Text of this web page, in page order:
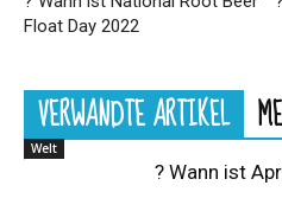
Float Day 2022
VERWANDTE ARTIKEL
Welt
? Wann ist